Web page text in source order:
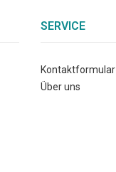
SERVICE
Kontaktformular
Über uns